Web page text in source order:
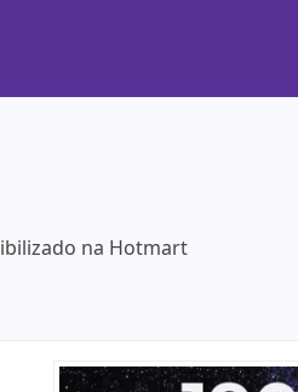
na Hotmart